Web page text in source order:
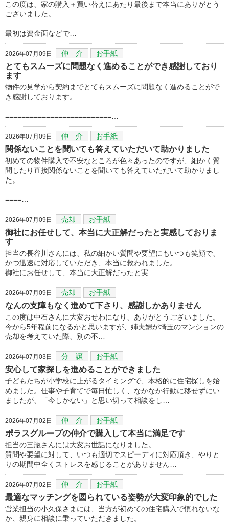
この度は、家の購入＋買い替えにあたり最後まで本当にありがとう
ございました。
最初は資金面などで…
2026年07月09日 仲 介 お手紙
とてもスムーズに問題なく進めることができ感謝しており
ます
物件の見学から契約までとてもスムーズに問題なく進めることがで
き感謝しております。
==========================…
2026年07月09日 仲 介 お手紙
関係ないことを聞いても答えていただいて助かりました
初めての物件購入で不安なところが色々あったのですが、細かく質
問したり直接関係ないことを聞いても答えていただいて助かりまし
た。
====…
2026年07月09日 売却 お手紙
御社にお任せして、本当に大正解だったと実感しておりま
す
担当の長谷川さんには、私の細かい質問や要望にもいつも笑顔で、
かつ迅速に対応していただき、本当に救われました。
御社にお任せして、本当に大正解だったと実…
2026年07月09日 売却 お手紙
なんの支障もなく進めて下さり、感謝しかありません
この度は中石さんに大変おせわになり、ありがとうございました。
今から5年程前になるかと思いますが、姉夫婦が埼玉のマンションの
売却を考えていた際、別の不…
2026年07月03日 分 譲 お手紙
安心して家探しを進めることができました
子どもたちが小学校に上がるタイミングで、本格的に住宅探しを始
めました。仕事や子育てで毎日忙しく、なかなか行動に移せずにい
ましたが、「今しかない」と思い切って相談をし…
2026年07月02日 仲 介 お手紙
ポラスグループの仲介で購入して本当に満足です
担当の三瓶さんには大変お世話になりました。
質問や要望に対して、いつも適切でスピーディに対応頂き、やりと
りの期間中全くストレスを感じることがありません…
2026年07月02日 仲 介 お手紙
最適なマッチングを図られている姿勢が大変印象的でした
営業担当の小久保さまには、当方が初めての住宅購入で慣れないな
か、親身に相談に乗っていただきました。